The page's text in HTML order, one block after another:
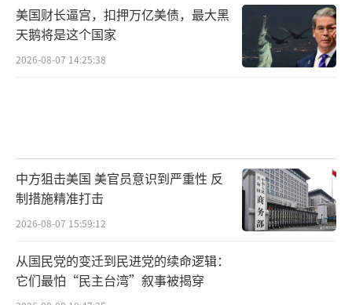
美国财长逼宫，扣押万亿美债，最大黑
天鹅将是这个国家
2026-08-07 14:25:38
中方狙击美国 美官员意识到严重性 反
制措施精准打击
2026-08-07 15:59:12
从国民党的变迁到民进党的续命逻辑：
它们最怕“民主台湾”叙事被揭穿